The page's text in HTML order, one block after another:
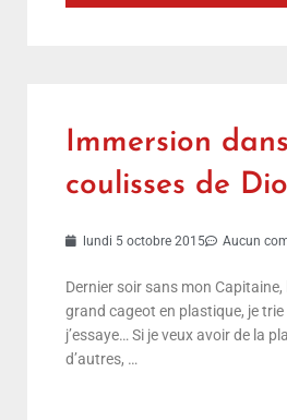
Immersion
coulisses de
lundi 5 octobre 2015 Aucun
Dernier soir sans mon Capitaine,
grand cageot en plastique, je trie
j’essaye… Si je veux avoir de la
d’autres, …